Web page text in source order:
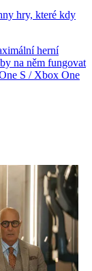
hry, které kdy
herní
na něm fungovat
S / Xbox One